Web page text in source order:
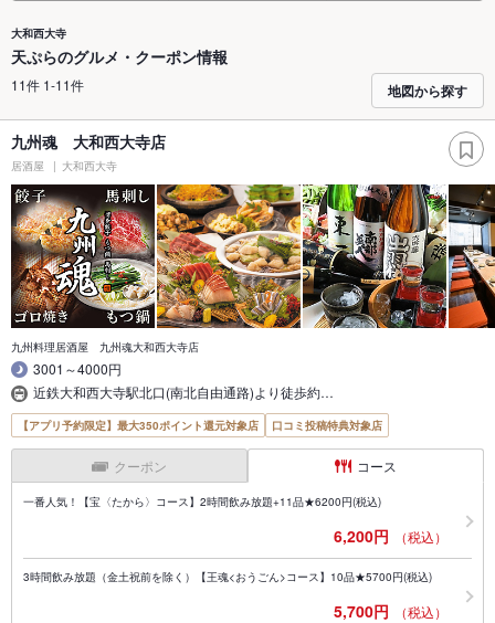
大和西大寺
天ぷらのグルメ・クーポン情報
11件 1-11件 地図から探す
九州魂 大和西大寺店
居酒屋 大和西大寺
九州料理居酒屋 九州魂大和西大寺店
3001～4000円
近鉄大和西大寺駅北口(南北自由通路)より徒歩約…
【アプリ予約限定】最大350ポイント還元対象店 口コミ投稿特典対象店
クーポン コース
一番人気！【宝〈たから〉コース】2時間飲み放題+11品★6200円(税込)
6,200円 （税込）
3時間飲み放題（金土祝前を除く）【王魂<おうごん>コース】10品★5700円(税込)
5,700円 （税込）